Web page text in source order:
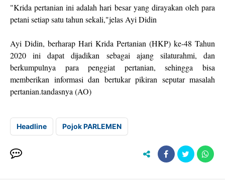
"Krida pertanian ini adalah hari besar yang dirayakan oleh para
petani setiap satu tahun sekali,"jelas Ayi Didin
Ayi Didin, berharap Hari Krida Pertanian (HKP) ke-48 Tahun
2020 ini dapat dijadikan sebagai ajang silaturahmi, dan
berkumpulnya para penggiat pertanian, sehingga bisa
memberikan informasi dan bertukar pikiran seputar masalah
pertanian.tandasnya (AO)
Headline Pojok PARLEMEN